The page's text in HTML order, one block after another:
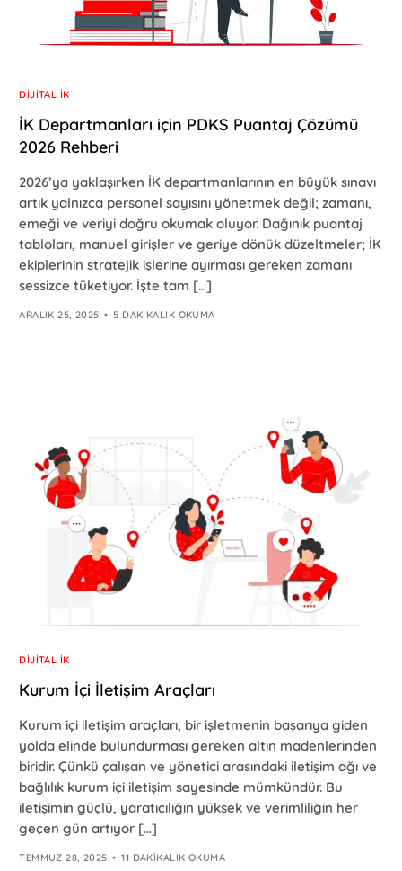
DIJITAL İK
İK Departmanları için PDKS Puantaj Çözümü
2026 Rehberi
2026’ya yaklaşırken İK departmanlarının en büyük sınavı
artık yalnızca personel sayısını yönetmek değil; zamanı,
emeği ve veriyi doğru okumak oluyor. Dağınık puantaj
tabloları, manuel girişler ve geriye dönük düzeltmeler; İK
ekiplerinin stratejik işlerine ayırması gereken zamanı
sessizce tüketiyor. İşte tam […]
ARALIK 25, 2025 5 DAKIKALIK OKUMA
DIJITAL İK
Kurum İçi İletişim Araçları
Kurum içi iletişim araçları, bir işletmenin başarıya giden
yolda elinde bulundurması gereken altın madenlerinden
biridir. Çünkü çalışan ve yönetici arasındaki iletişim ağı ve
bağlılık kurum içi iletişim sayesinde mümkündür. Bu
iletişimin güçlü, yaratıcılığın yüksek ve verimliliğin her
geçen gün artıyor […]
TEMMUZ 28, 2025 11 DAKIKALIK OKUMA